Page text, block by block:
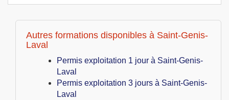
Autres formations disponibles à Saint-Genis-
Laval
Permis exploitation 1 jour à Saint-Genis-
Laval
Permis exploitation 3 jours à Saint-Genis-
Laval